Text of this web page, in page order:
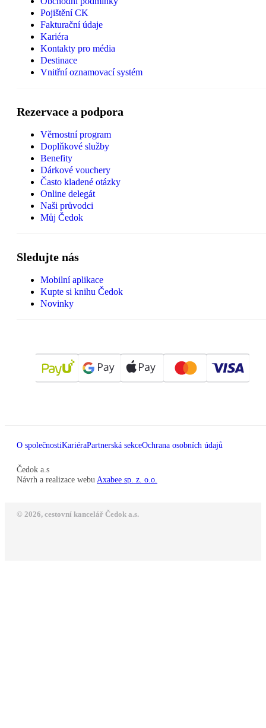
Pojištění CK
Fakturační údaje
Kariéra
Kontakty pro média
Destinace
Vnitřní oznamovací systém
Rezervace a podpora
Věrnostní program
Doplňkové služby
Benefity
Dárkové vouchery
Často kladené otázky
Online delegát
Naši průvodci
Můj Čedok
Sledujte nás
Mobilní aplikace
Kupte si knihu Čedok
Novinky
O společnostiKariéraPartnerská sekceOchrana osobních údajů
Čedok a.s
Návrh a realizace webu Axabee sp. z. o.o.
© 2026, cestovní kancelář Čedok a.s.